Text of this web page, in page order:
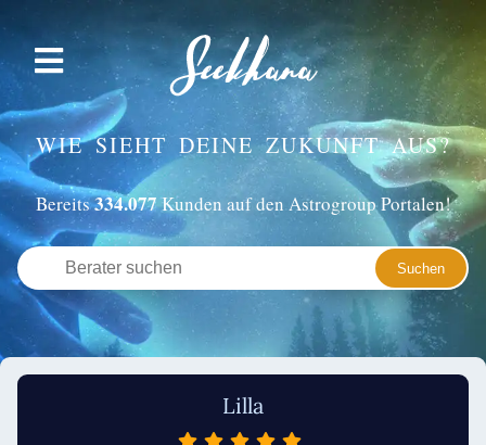
WIE SIEHT DEINE ZUKUNFT AUS?
Bereits334.077Kunden auf den Astrogroup Portalen!
Lilla